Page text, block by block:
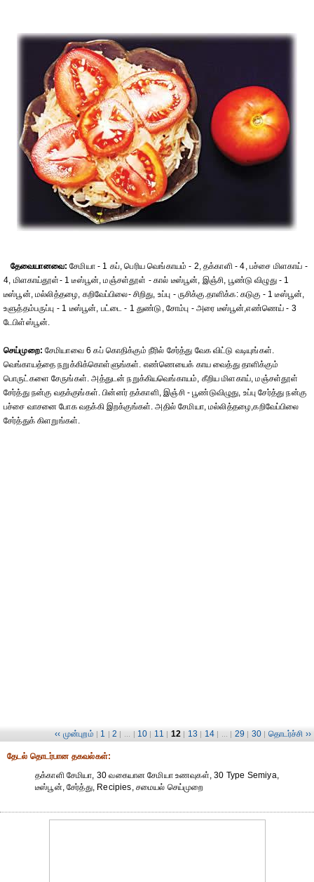
தேவையானவை: சேமியா - 1 கப், பெரிய வெங்காயம் - 2, தக்காளி - 4, பச்சை மிளகாய் -
4, மிளகாய்தூள்- 1 டீஸ்பூன், மஞ்சள்தூள் - கால் டீஸ்பூன், இஞ்சி, பூண்டு விழுது - 1
டீஸ்பூன், மல்லித்தழை, கறிவேப்பிலை- சிறிது, உப்பு - ருசிக்கு.தாளிக்க: கடுகு - 1 டீஸ்பூன்,
உளுத்தம்பருப்பு - 1 டீஸ்பூன், பட்டை - 1 துண்டு, சோம்பு - அரை டீஸ்பூன்,எண்ணெய் - 3
டேபிள்ஸ்பூன்.
செய்முறை: சேமியாவை 6 கப் கொதிக்கும் நீரில் சேர்த்து வேக விட்டு வடியுங்கள்.
வெங்காயத்தை நறுக்கிக்கொள்ளுங்கள். எண்ணெயைக் காய வைத்து தாளிக்கும்
பொருட்களை சேருங்கள். அத்துடன் நறுக்கியவெங்காயம், கீறிய மிளகாய், மஞ்சள்தூள்
சேர்த்து நன்கு வதக்குங்கள். பின்னர் தக்காளி, இஞ்சி - பூண்டுவிழுது, உப்பு சேர்த்து நன்கு
பச்சை வாசனை போக வதக்கி இறக்குங்கள். அதில் சேமியா, மல்லித்தழை,கறிவேப்பிலை
சேர்த்துக் கிளறுங்கள்.
‹‹ முன்புறம் | 1 | 2 | ... | 10 | 11 | 12 | 13 | 14 | ... | 29 | 30 | தொடர்ச்சி ››
தேட‌ல் தொட‌ர்பான தகவ‌ல்க‌ள்:
தக்காளி சேமியா, 30 வகையான சேமியா உணவுகள், 30 Type Semiya,
டீஸ்பூன், சேர்த்து, Recipies, சமையல் செய்முறை